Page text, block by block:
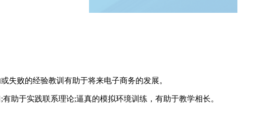
失败的经验教训有助于将来电子商务的发展。
助于实践联系理论;逼真的模拟环境训练，有助于教学相长。